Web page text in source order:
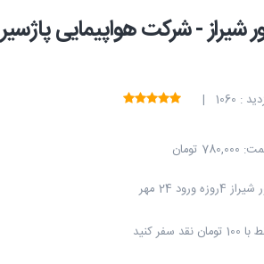
شیراز - شرکت هواپیمایی
: 1060 |
780,000 تومان
4روزه ورود 24 مهر
نقد سفر کنید